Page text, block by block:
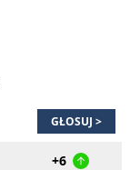
GŁOSUJ >
+6